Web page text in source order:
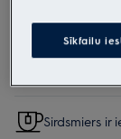
Iespējas, kas
Sirdsmiers ir
Sīkfailu